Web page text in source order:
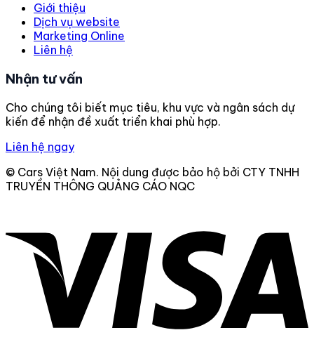
Giới thiệu
Dịch vụ website
Marketing Online
Liên hệ
Nhận tư vấn
Cho chúng tôi biết mục tiêu, khu vực và ngân sách dự
kiến để nhận đề xuất triển khai phù hợp.
Liên hệ ngay
© Cars Việt Nam. Nội dung được bảo hộ bởi CTY TNHH
TRUYỀN THÔNG QUẢNG CÁO NQC